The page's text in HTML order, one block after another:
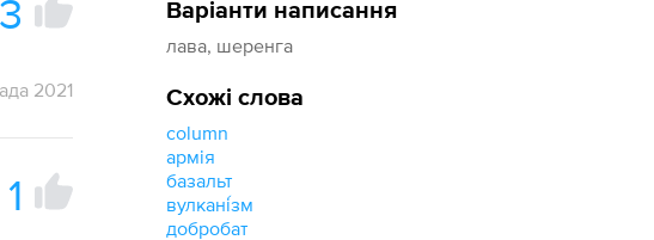
Варіанти написання
лава, шеренга
Схожі слова
column
армія
базальт
вулкані́зм
добробат
3
2021
1